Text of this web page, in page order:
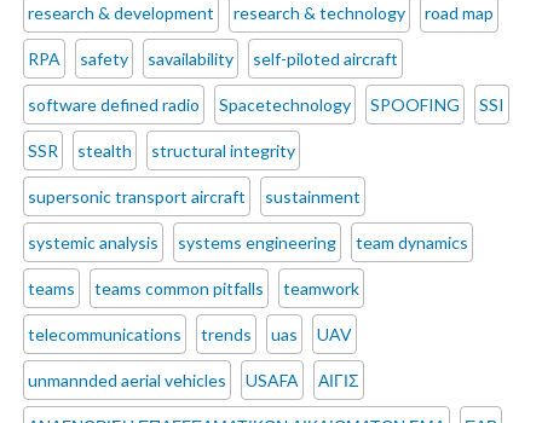
research & development research & technology road map
RPA safety savailability self-piloted aircraft
software defined radio Spacetechnology SPOOFING SSI
SSR stealth structural integrity
supersonic transport aircraft sustainment
systemic analysis systems engineering team dynamics
teams teams common pitfalls teamwork
telecommunications trends uas UAV
unmannded aerial vehicles USAFA ΑΙΓΙΣ